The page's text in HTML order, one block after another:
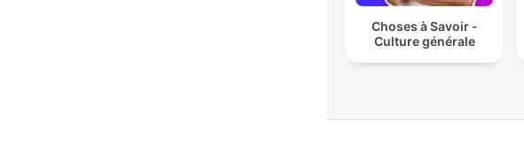
Choses à Savoir -
Culture générale